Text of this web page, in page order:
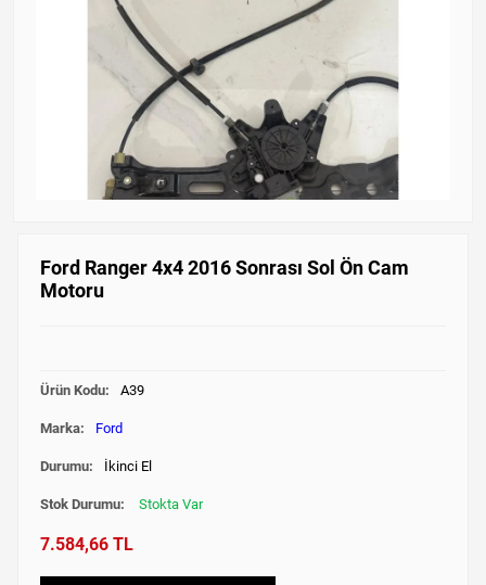
Ford Ranger 4x4 2016 Sonrası Sol Ön Cam
Motoru
Ürün Kodu: A39
Marka: Ford
Durumu: İkinci El
Stok Durumu: Stokta Var
7.584,66 TL